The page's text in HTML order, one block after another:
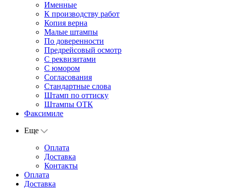
Именные
К производству работ
Копия верна
Малые штампы
По доверенности
Предрейсовый осмотр
С реквизитами
С юмором
Согласования
Стандартные слова
Штамп по оттиску
Штампы ОТК
Факсимиле
Еще
Оплата
Доставка
Контакты
Оплата
Доставка